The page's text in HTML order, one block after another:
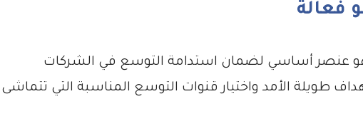
فعالة
هو عنصر أساسي لضمان استدامة التوسع في الشركات
طويلة الأمد واختيار قنوات التوسع المناسبة التي تتماشى